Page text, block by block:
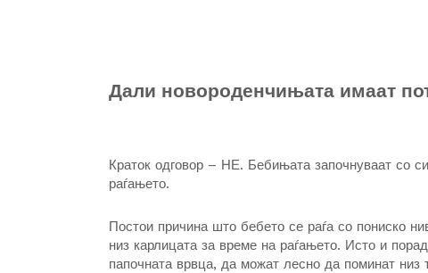
Дали новороденчињата имаат
Краток одговор – НЕ. Бебињата започнуваат со
раѓањето.
Постои причина што бебето се раѓа со пониско
низ карлицата за време на раѓањето. Исто и
папочната врвца, да можат лесно да поминат низ